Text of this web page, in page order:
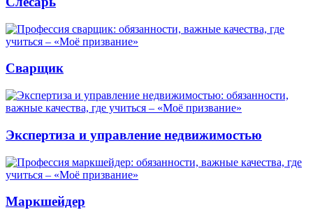
Сварщик
Экспертиза и управление недвижимостью
Маркшейдер